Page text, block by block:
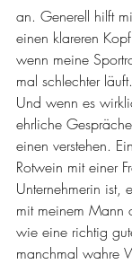
an. Generell hilft
einen klareren
wenn meine
mal schlechter läuft.
Und wenn es
ehrliche
einen verstehen.
Rotwein mit einer
Unternehmerin ist,
mit meinem Mann
wie eine richtig
manchmal wahre